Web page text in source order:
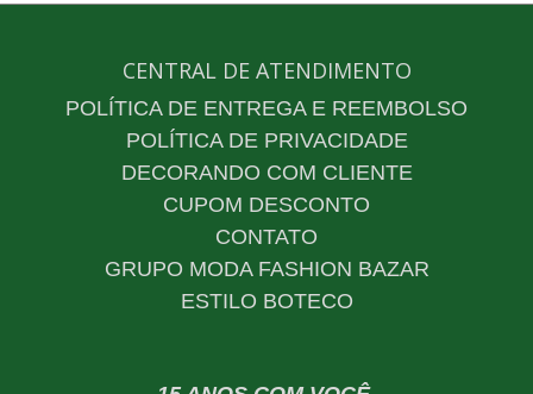
CENTRAL DE ATENDIMENTO
POLÍTICA DE ENTREGA E REEMBOLSO
POLÍTICA DE PRIVACIDADE
DECORANDO COM CLIENTE
CUPOM DESCONTO
CONTATO
GRUPO MODA FASHION BAZAR
ESTILO BOTECO